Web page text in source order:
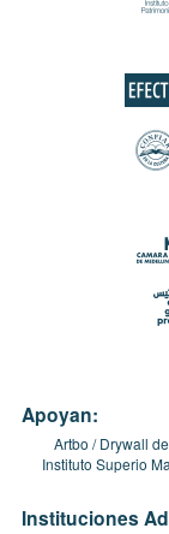
Apoyan:
Artbo Drywall
Instituto Superio
Instituciones